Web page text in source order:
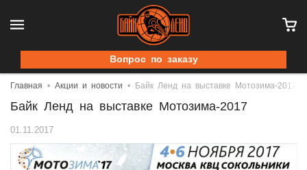
Вопрос по заказу
Главная Акции и новости Байк Ленд на выставке Мотозима-2017
Байк Ленд на выставке Мотозима-2017
01.11.2017